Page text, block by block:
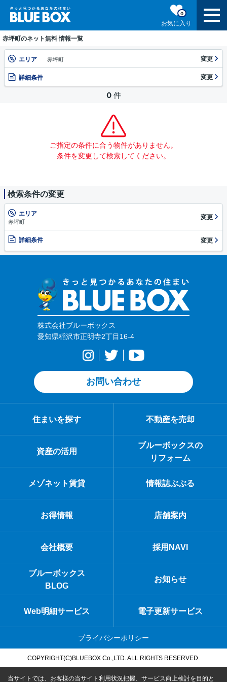
お気に入り
0
赤坪町のネット無料 情報一覧
エリア 赤坪町 変更
詳細条件 変更
0 件
ご指定の条件に合う物件がありません。
条件を変更して検索してください。
検索条件の変更
エリア
赤坪町
変更
詳細条件 変更
株式会社ブルーボックス
愛知県稲沢市正明寺2丁目16-4
お問い合わせ
住まいを探す 不動産を売却
資産の活用
ブルーボックスの
リフォーム
メゾネット賃貸 情報誌ぶぶる
お得情報 店舗案内
会社概要 採用NAVI
ブルーボックス
BLOG
お知らせ
Web明細サービス 電子更新サービス
プライバシーポリシー
COPYRIGHT(C)BLUEBOX Co.,LTD. ALL RIGHTS RESERVED.
当サイトでは、お客様の当サイト利用状況把握、サービス向上検討を目的と